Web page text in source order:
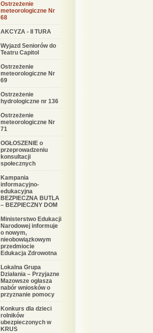
Ostrzeżenie
meteorologiczne Nr
68
AKCYZA - II TURA
Wyjazd Seniorów do
Teatru Capitol
Ostrzeżenie
meteorologiczne Nr
69
Ostrzeżenie
hydrologiczne nr 136
Ostrzeżenie
meteorologiczne Nr
71
OGŁOSZENIE o
przeprowadzeniu
konsultacji
społecznych
Kampania
informacyjno-
edukacyjna
BEZPIECZNA BUTLA
– BEZPIECZNY DOM
Ministerstwo Edukacji
Narodowej informuje
o nowym,
nieobowiązkowym
przedmiocie
Edukacja Zdrowotna
Lokalna Grupa
Działania – Przyjazne
Mazowsze ogłasza
nabór wniosków o
przyznanie pomocy
Konkurs dla dzieci
rolników
ubezpieczonych w
KRUS